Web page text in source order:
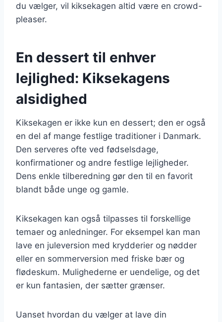
du vælger, vil kiksekagen altid være en crowd-
pleaser.
En dessert til enhver
lejlighed: Kiksekagens
alsidighed
Kiksekagen er ikke kun en dessert; den er også
en del af mange festlige traditioner i Danmark.
Den serveres ofte ved fødselsdage,
konfirmationer og andre festlige lejligheder.
Dens enkle tilberedning gør den til en favorit
blandt både unge og gamle.
Kiksekagen kan også tilpasses til forskellige
temaer og anledninger. For eksempel kan man
lave en juleversion med krydderier og nødder
eller en sommerversion med friske bær og
flødeskum. Mulighederne er uendelige, og det
er kun fantasien, der sætter grænser.
Uanset hvordan du vælger at lave din